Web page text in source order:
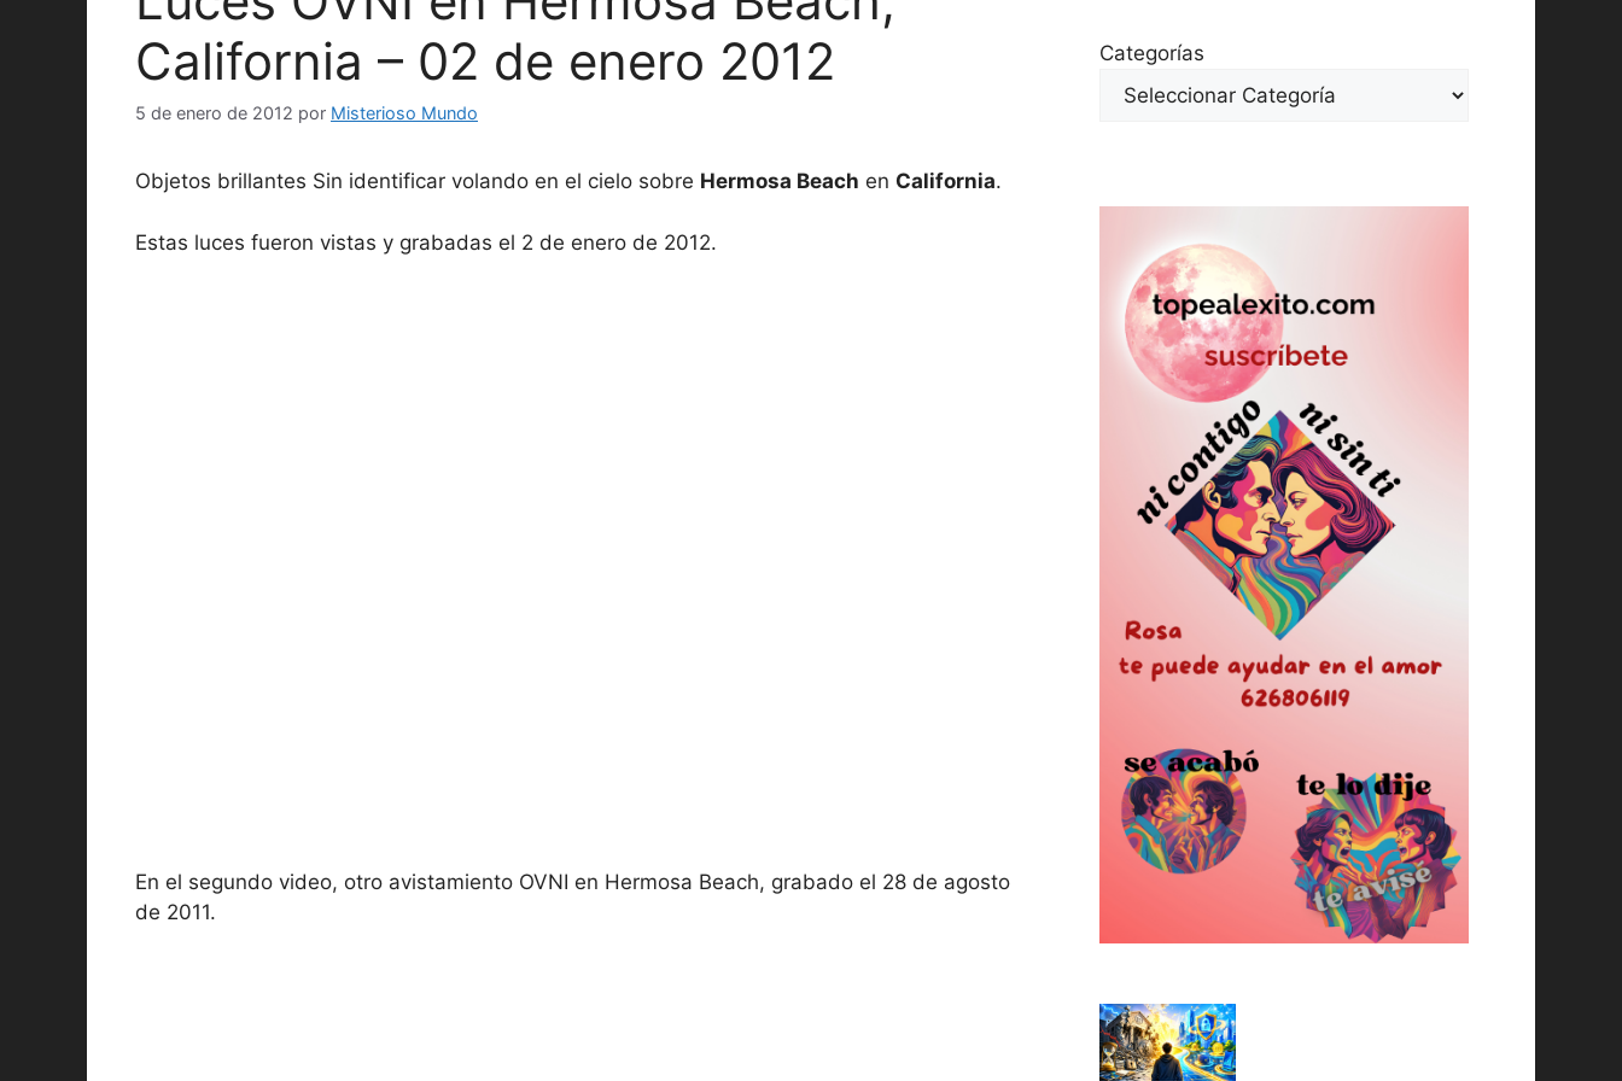
California – 02 de enero 2012
5 de enero de 2012 por Misterioso Mundo
Objetos brillantes Sin identificar volando en el cielo sobre Hermosa Beach en California.
Estas luces fueron vistas y grabadas el 2 de enero de 2012.
En el segundo video, otro avistamiento OVNI en Hermosa Beach, grabado el 28 de agosto
de 2011.
Categorías